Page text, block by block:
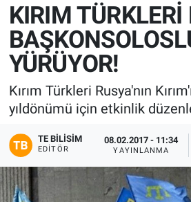
KIRIM TÜRKLERİ
YÜRÜYOR!
Kırım Türkleri Rusya'nın
yıldönümü için etkinlik
TE BILISIM
EDITÖR
08.02.2017 - 11:34
YAYINLANMA
Trafik Durumu
Süper Lig Puan Durumu ve
Tüm Manşetler